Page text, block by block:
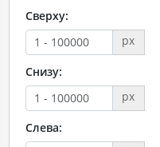
Сверху:
px
Снизу:
px
Слева: